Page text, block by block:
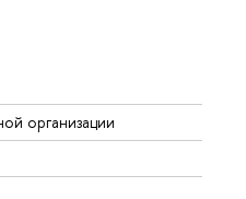
организации